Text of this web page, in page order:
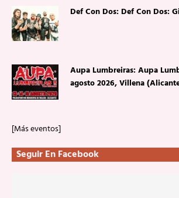
Def Con Dos: Def Con Dos:
Aupa Lumbreiras: Aupa
agosto 2026, Villena
[Más eventos]
Seguir En Facebook